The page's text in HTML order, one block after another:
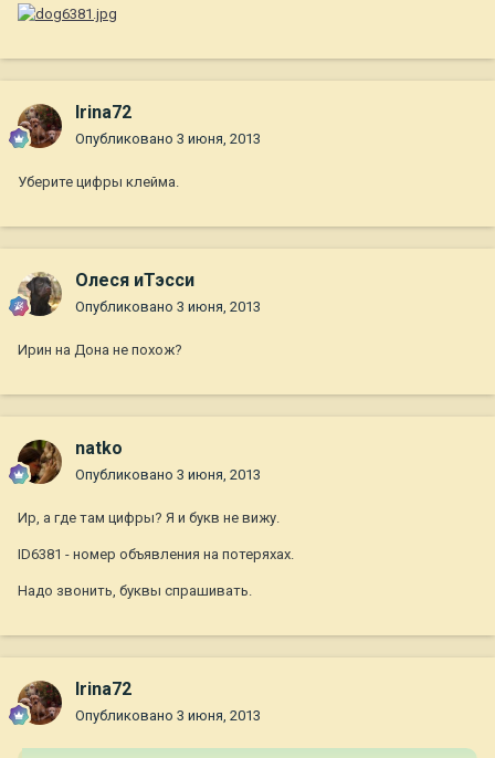
Irina72
Опубликовано 3 июня, 2013
Уберите цифры клейма.
Олеся иТэсси
Опубликовано 3 июня, 2013
Ирин на Дона не похож?
natko
Опубликовано 3 июня, 2013
Ир, а где там цифры? Я и букв не вижу.
ID6381 - номер объявления на потеряхах.
Надо звонить, буквы спрашивать.
Irina72
Опубликовано 3 июня, 2013